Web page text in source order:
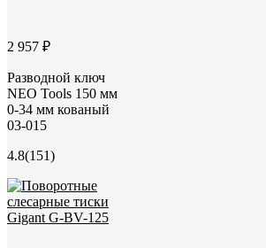
2 957 ₽
Разводной ключ
NEO Tools 150 мм
0-34 мм кованый
03-015
4.8(151)